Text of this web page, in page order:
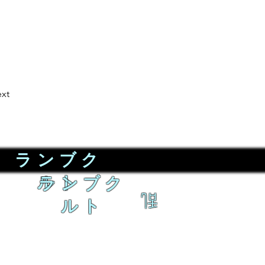
ランブク
ルト
ランブク
ルト
乱